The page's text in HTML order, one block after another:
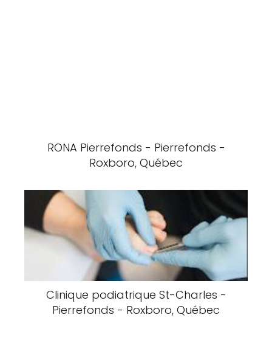
RONA Pierrefonds - Pierrefonds -
Roxboro, Québec
Clinique podiatrique St-Charles -
Pierrefonds - Roxboro, Québec